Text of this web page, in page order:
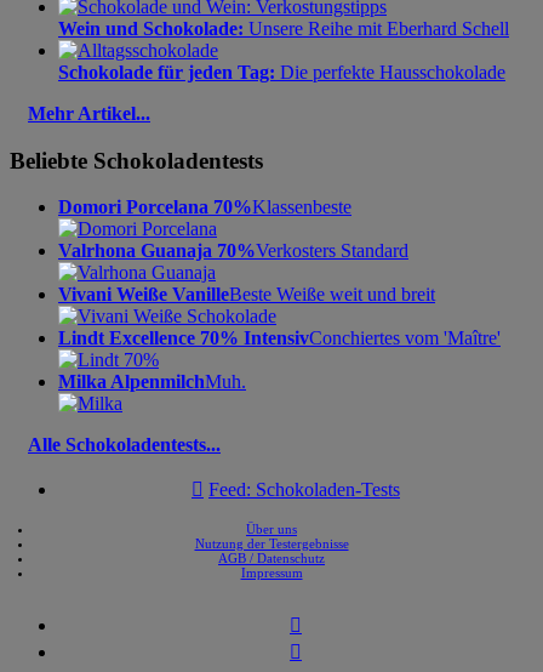
Wein und Schokolade: Unsere Reihe mit Eberhard Schell
Schokolade für jeden Tag: Die perfekte Hausschokolade
Mehr Artikel...
Beliebte Schokoladentests
Domori Porcelana 70%Klassenbeste
Valrhona Guanaja 70%Verkosters Standard
Vivani Weiße VanilleBeste Weiße weit und breit
Lindt Excellence 70% IntensivConchiertes vom 'Maître'
Milka AlpenmilchMuh.
Alle Schokoladentests...
 Feed: Schokoladen-Tests
Über uns
Nutzung der Testergebnisse
AGB / Datenschutz
Impressum

